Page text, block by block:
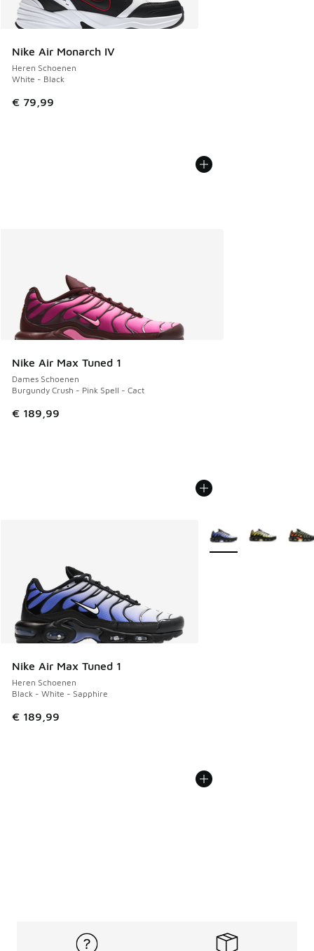
Nike Air Monarch IV
Heren Schoenen
White - Black
€ 79,99
Nike Air Max Tuned 1
Dames Schoenen
Burgundy Crush - Pink Spell - Cact
€ 189,99
Nike Air Max Tuned 1
Heren Schoenen
Black - White - Sapphire
€ 189,99
Meer kleuren